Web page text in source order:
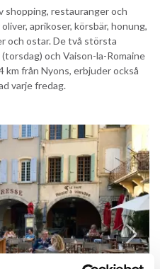
shopping, restauranger och
aprikoser, körsbär, honung,
och ostar. De två största
och Vaison-la-Romaine
km från Nyons, erbjuder också
varje fredag.